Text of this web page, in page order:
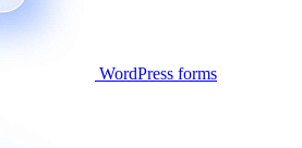
WordPress forms